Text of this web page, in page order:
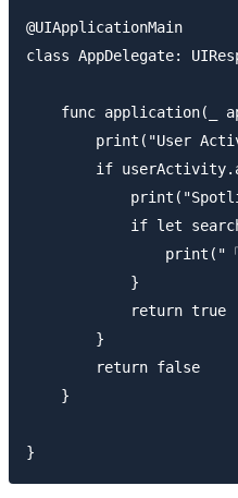
@UIApplicationMain
class AppDelegate:
func application(_
print("User
if
if let
print("
            }
            return true
        }
        return false
    }